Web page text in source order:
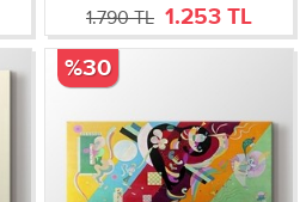
1.790 TL 1.253 TL
%30